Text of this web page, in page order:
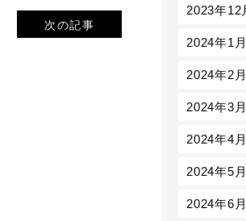
次の記事
2023年12
2024年1月
2024年2月
2024年3月
2024年4月
2024年5月
2024年6月